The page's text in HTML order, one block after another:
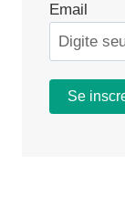
Email